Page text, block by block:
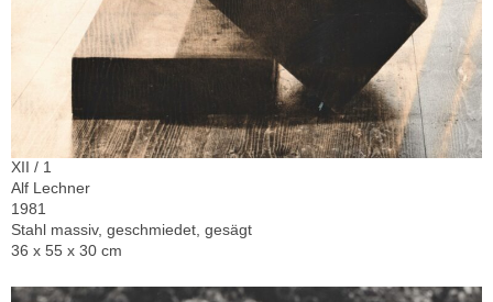
XII / 1
Alf Lechner
1981
Stahl massiv, geschmiedet, gesägt
36 x 55 x 30 cm